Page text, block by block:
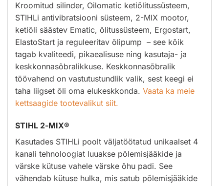
Kroomitud silinder, Oilomatic ketiõlitussüsteem,
STIHLi antivibratsiooni süsteem, 2-MIX mootor,
ketiõli säästev Ematic, õlitussüsteem, Ergostart,
ElastoStart ja reguleeritav õlipump – see kõik
tagab kvaliteedi, pikaealisuse ning kasutaja- ja
keskkonnasõbralikkuse. Keskkonnasõbralik
töövahend on vastutustundlik valik, sest keegi ei
taha liigset õli oma elukeskkonda. Vaata ka meie
kettsaagide tootevalikut siit.
STIHL 2-MIX®
Kasutades STIHLi poolt väljatöötatud unikaalset 4
kanali tehnoloogiat luuakse põlemisjääkide ja
värske kütuse vahele värske õhu padi. See
vähendab kütuse hulka, mis satub põlemisjääkide